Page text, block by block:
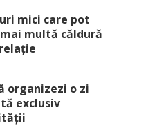
mici care pot
multă căldură
organizezi o zi
exclusiv